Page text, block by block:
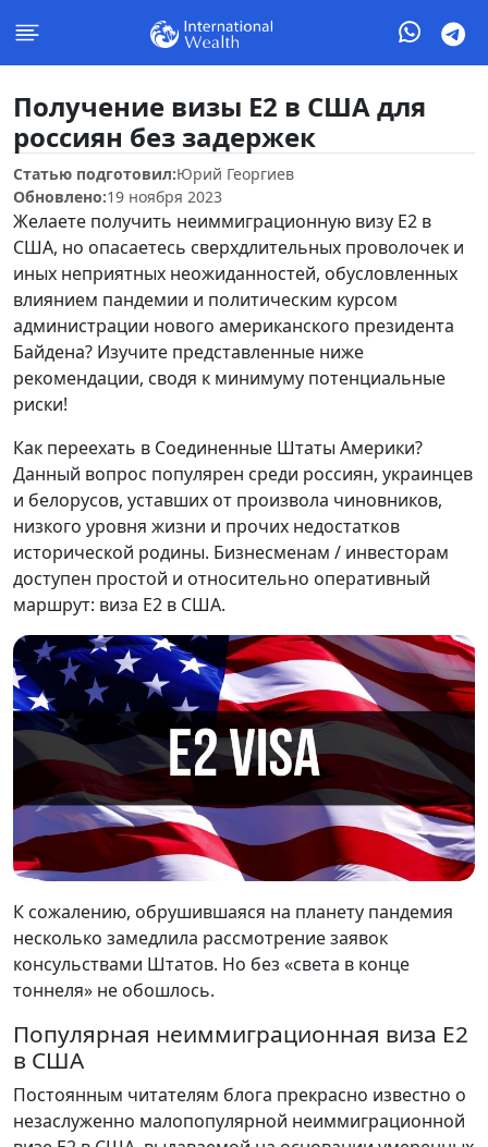
Получение визы E2 в США для
россиян без задержек
Статью подготовил:Юрий Георгиев
Обновлено:19 ноября 2023
Желаете получить неиммиграционную визу E2 в
США, но опасаетесь сверхдлительных проволочек и
иных неприятных неожиданностей, обусловленных
влиянием пандемии и политическим курсом
администрации нового американского президента
Байдена? Изучите представленные ниже
рекомендации, сводя к минимуму потенциальные
риски!
Как переехать в Соединенные Штаты Америки?
Данный вопрос популярен среди россиян, украинцев
и белорусов, уставших от произвола чиновников,
низкого уровня жизни и прочих недостатков
исторической родины. Бизнесменам / инвесторам
доступен простой и относительно оперативный
маршрут: виза E2 в США.
К сожалению, обрушившаяся на планету пандемия
несколько замедлила рассмотрение заявок
консульствами Штатов. Но без «света в конце
тоннеля» не обошлось.
Популярная неиммиграционная виза E2
в США
Постоянным читателям блога прекрасно известно о
незаслуженно малопопулярной неиммиграционной